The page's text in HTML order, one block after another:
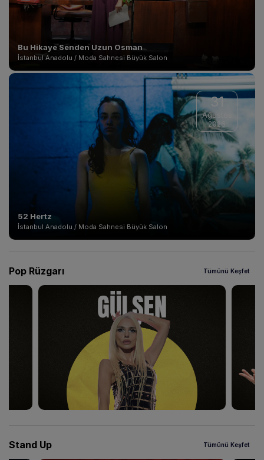
Bu Hikaye Senden Uzun Osman
İstanbul Anadolu / Moda Sahnesi Büyük Salon
52 Hertz
İstanbul Anadolu / Moda Sahnesi Büyük Salon
31
Ağustos
2026
Pop Rüzgarı Tümünü Keşfet
Stand Up Tümünü Keşfet